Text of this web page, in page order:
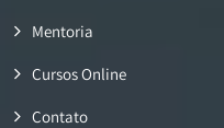
Mentoria
Cursos Online
Contato